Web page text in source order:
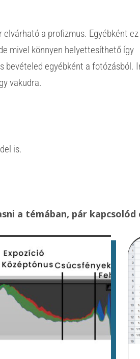
a profizmus. Egyébként
mivel könnyen helyettesíthető így
bevételed egyébként a fotózásból.
vakudra.
is.
a témában, pár kapcsolód